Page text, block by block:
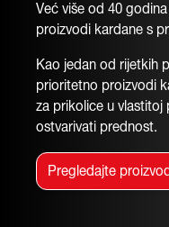
Već više od 40
proizvodi kardane s
Kao jedan od rijetkih
prioritetno proizvodi
za prikolice u vlastitoj
ostvarivati prednost.
Pregledajte